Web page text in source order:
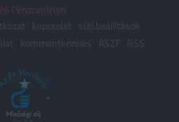
Pénzcentrum
kapcsolat
süti beállítások
kommentkezelés ÁSZF RSS